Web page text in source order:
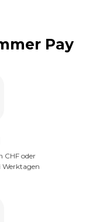
Pay
CHF oder
Werktagen